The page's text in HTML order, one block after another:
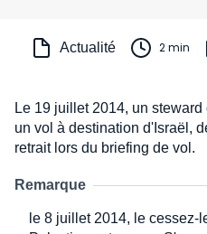
Actualité 2 min
Le 19 juillet 2014, un
un vol à destination d'Israël,
retrait lors du briefing de vol.
Remarque
le 8 juillet 2014, le cessez-